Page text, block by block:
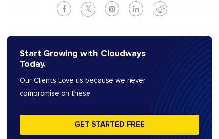
Start Growing with Cloudways
Today.
Our Clients Love us because we never
compromise on these
GET STARTED FREE